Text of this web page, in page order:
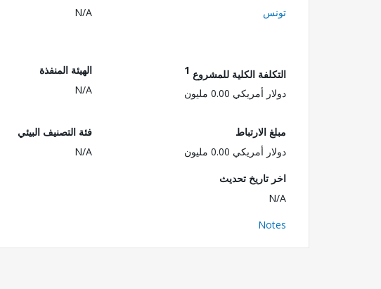
تونس
N/A
التكلفة الكلية للمشروع 1
دولار أمريكي 0.00 مليون
الهيئة المنفذة
N/A
مبلغ الارتباط
دولار أمريكي 0.00 مليون
فئة التصنيف البيئي
N/A
اخر تاريخ تحديث
N/A
Notes